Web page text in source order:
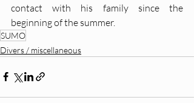
contact with his family since the
beginning of the summer.
SUMO
Divers / miscellaneous